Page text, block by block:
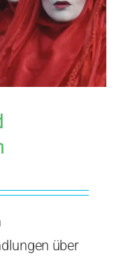
über